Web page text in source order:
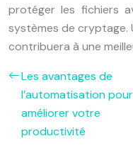
protéger les fichiers
systèmes de
contribuera à une
Les avantages de
l’automatisation pour
améliorer votre
productivité